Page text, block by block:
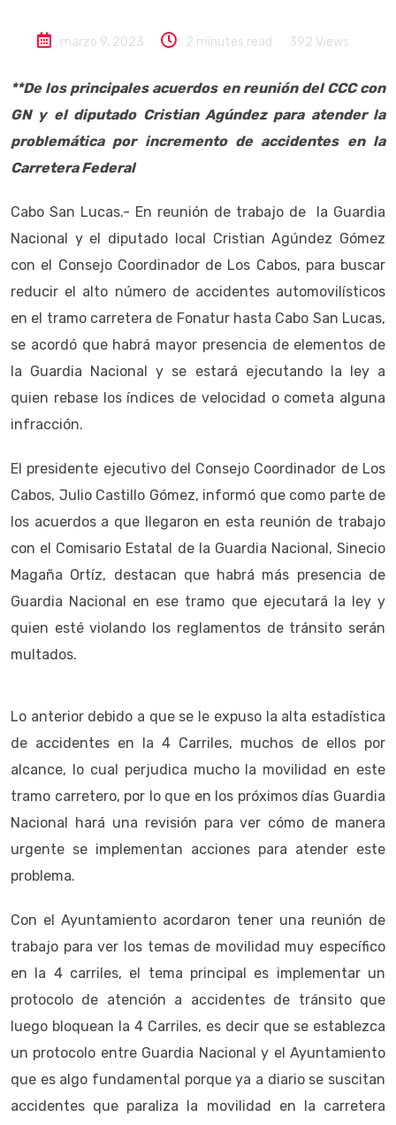
marzo 9, 2023 2 minutes read 392 Views
**De los principales acuerdos en reunión del CCC con
GN y el diputado Cristian Agúndez para atender la
problemática por incremento de accidentes en la
Carretera Federal
Cabo San Lucas.- En reunión de trabajo de la Guardia
Nacional y el diputado local Cristian Agúndez Gómez
con el Consejo Coordinador de Los Cabos, para buscar
reducir el alto número de accidentes automovilísticos
en el tramo carretera de Fonatur hasta Cabo San Lucas,
se acordó que habrá mayor presencia de elementos de
la Guardia Nacional y se estará ejecutando la ley a
quien rebase los índices de velocidad o cometa alguna
infracción.
El presidente ejecutivo del Consejo Coordinador de Los
Cabos, Julio Castillo Gómez, informó que como parte de
los acuerdos a que llegaron en esta reunión de trabajo
con el Comisario Estatal de la Guardia Nacional, Sinecio
Magaña Ortíz, destacan que habrá más presencia de
Guardia Nacional en ese tramo que ejecutará la ley y
quien esté violando los reglamentos de tránsito serán
multados.
Lo anterior debido a que se le expuso la alta estadística
de accidentes en la 4 Carriles, muchos de ellos por
alcance, lo cual perjudica mucho la movilidad en este
tramo carretero, por lo que en los próximos días Guardia
Nacional hará una revisión para ver cómo de manera
urgente se implementan acciones para atender este
problema.
Con el Ayuntamiento acordaron tener una reunión de
trabajo para ver los temas de movilidad muy específico
en la 4 carriles, el tema principal es implementar un
protocolo de atención a accidentes de tránsito que
luego bloquean la 4 Carriles, es decir que se establezca
un protocolo entre Guardia Nacional y el Ayuntamiento
que es algo fundamental porque ya a diario se suscitan
accidentes que paraliza la movilidad en la carretera